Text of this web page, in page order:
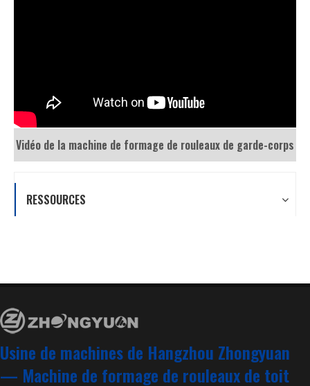
RESSOURCES
—Machine de formage de rouleaux de toit
Ajouter : No.228, Yongli, rue Nanyang, district de Xiaoshan, ville de Hangzhou,
Zhejiang, République populaire de Chine.
Tél : 0086-13867521382
E-mail :zhongyuanforming@hotmail.com